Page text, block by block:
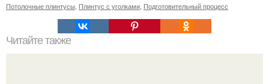
Потолочные плинтусы Плинтус с уголками Подготовительный процесс
Читайте также